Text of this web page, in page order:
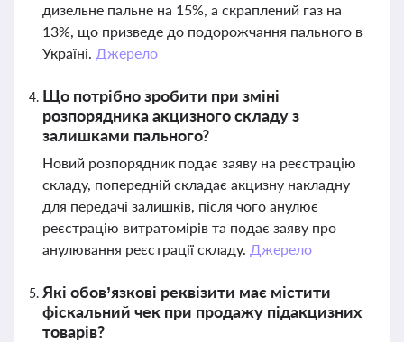
дизельне пальне на 15%, а скраплений газ на
13%, що призведе до подорожчання пального в
Україні. Джерело
Що потрібно зробити при зміні
розпорядника акцизного складу з
залишками пального?
Новий розпорядник подає заяву на реєстрацію
складу, попередній складає акцизну накладну
для передачі залишків, після чого анулює
реєстрацію витратомірів та подає заяву про
анулювання реєстрації складу. Джерело
Які обов’язкові реквізити має містити
фіскальний чек при продажу підакцизних
товарів?